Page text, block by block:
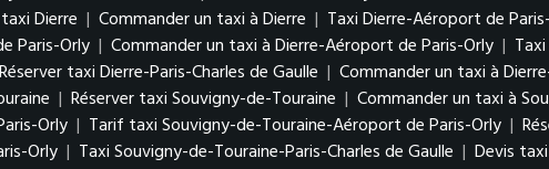
Dierre | Commander un taxi à Dierre | Taxi Dierre-Aéroport de
Paris-Orly | Commander un taxi à Dierre-Aéroport de Paris-Orly |
Réserver taxi Dierre-Paris-Charles de Gaulle | Commander un taxi à
| Réserver taxi Souvigny-de-Touraine | Commander un taxi à
Orly | Tarif taxi Souvigny-de-Touraine-Aéroport de Paris-Orly |
Orly | Taxi Souvigny-de-Touraine-Paris-Charles de Gaulle | Devis